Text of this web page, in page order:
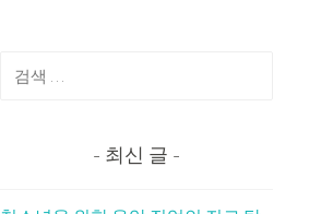
색:
최신 글